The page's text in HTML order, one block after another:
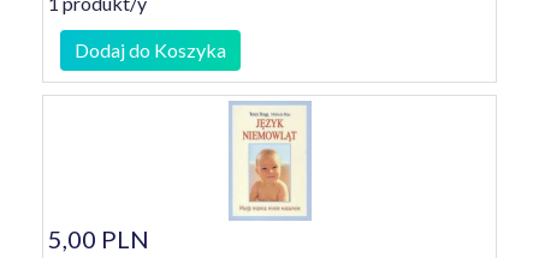
Dodaj do Koszyka
5,00 PLN